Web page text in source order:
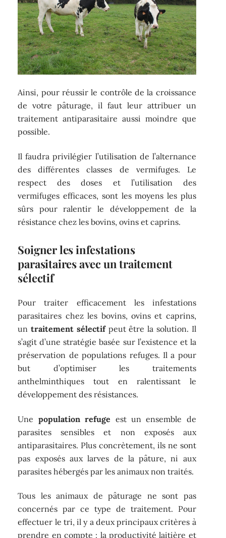
Ainsi, pour réussir le contrôle de la croissance
de votre pâturage, il faut leur attribuer un
traitement antiparasitaire aussi moindre que
possible.
Il faudra privilégier l’utilisation de l’alternance
des différentes classes de vermifuges. Le
respect des doses et l’utilisation des
vermifuges efficaces, sont les moyens les plus
sûrs pour ralentir le développement de la
résistance chez les bovins, ovins et caprins.
Soigner les infestations
parasitaires avec un traitement
sélectif
Pour traiter efficacement les infestations
parasitaires chez les bovins, ovins et caprins,
untraitement sélectif peut être la solution. Il
s’agit d’une stratégie basée sur l’existence et la
préservation de populations refuges. Il a pour
but d’optimiser les traitements
anthelminthiques tout en ralentissant le
développement des résistances.
Une population refuge est un ensemble de
parasites sensibles et non exposés aux
antiparasitaires. Plus concrètement, ils ne sont
pas exposés aux larves de la pâture, ni aux
parasites hébergés par les animaux non traités.
Tous les animaux de pâturage ne sont pas
concernés par ce type de traitement. Pour
effectuer le tri, il y a deux principaux critères à
prendre en compte : la productivité laitière et